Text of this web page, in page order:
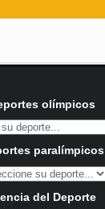
olímpicos
paralímpicos
del Deporte